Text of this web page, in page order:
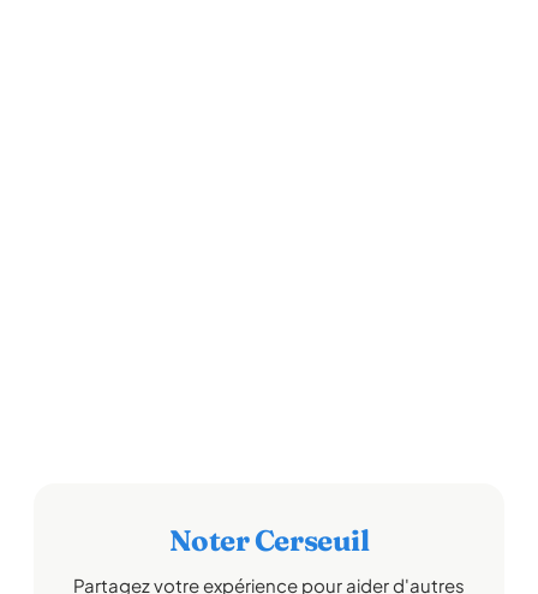
Noter Cerseuil
Partagez votre expérience pour aider d'autres